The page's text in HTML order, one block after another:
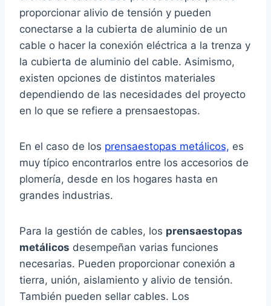
proporcionar alivio de tensión y pueden
conectarse a la cubierta de aluminio de un
cable o hacer la conexión eléctrica a la trenza y
la cubierta de aluminio del cable. Asimismo,
existen opciones de distintos materiales
dependiendo de las necesidades del proyecto
en lo que se refiere a prensaestopas.
En el caso de los prensaestopas metálicos, es
muy típico encontrarlos entre los accesorios de
plomería, desde en los hogares hasta en
grandes industrias.
Para la gestión de cables, los prensaestopas
metálicos desempeñan varias funciones
necesarias. Pueden proporcionar conexión a
tierra, unión, aislamiento y alivio de tensión.
También pueden sellar cables. Los